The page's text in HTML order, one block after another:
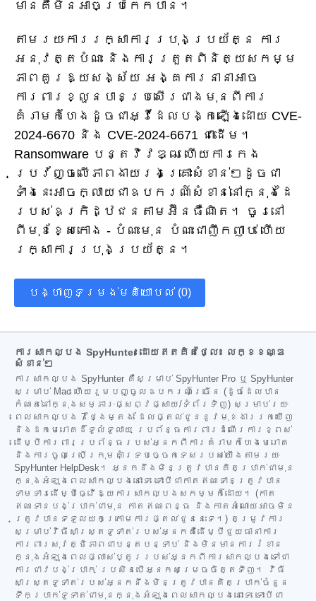
មានគឺមិនអាចប្រកែកបាន។
តាមរយៈការរក្សាការប្រុងប្រយ័ត្ន ការ
អនុវត្តបំណះ និងការត្រួតពិនិត្យសកម្ម
ភាពគួរឱ្យសង្ស័យ អង្គការនានាអាច
ការពារខ្លួនបានប្រសើរជាងមុនពីការ
គំរាមកំហែងដូចជាអ្វីដែលបង្កឡើងដោយ CVE-
2024-6670 និង CVE-2024-6671 ជាដើម។
Ransomware បន្តវិវឌ្ឍ ហើយការកេង
ប្រវ័ញ្ចលើភាពងាយរងគ្រោះសំខាន់ៗដូចជា
ទាំងនេះអាចក្លាយជាឧបករណ៍សំខាន់នៅក្នុងដៃ
របស់ឧក្រិដ្ឋជនតាមអ៊ីនធឺណិត។ ចូរនៅ
ពីមុខខ្សែកោង - បំណះមុន បំណះជាញឹកញាប់ ហើយ
រក្សាការប្រុងប្រយ័ត្ន។
បង្ហាញទម្រង់មតិយោបល់ (0)
ការសាកល្បង SpyHunter ដោយឥតគិតថ្លៃ៖ លក្ខខណ្ឌ
សំខាន់ៗ
ការសាកល្បង SpyHunter គឺសម្រាប់ SpyHunter Pro ឬ SpyHunter
សម្រាប់ Mac ហើយរួមបញ្ចូលឧបករណ៍ច្រើន (ដូចដែលបាន
កំណត់នៅក្នុងសម្ភារៈផ្សព្វផ្សាយ/ទំព័រទិញ) សម្រាប់រយៈ
ពេលសាកល្បង 7 ថ្ងៃម្តង ដែលផ្តល់ជូននូវមុខងាររកឃើញ
និងដកមេរោគដ៏ទូលំទូលាយ ប្រព័ន្ធការពារដំណើរការខ្ពស់
ដើម្បីការពារប្រព័ន្ធរបស់អ្នកពីការគំរាមកំហែងមេរោគ
និងការចូលប្រើក្រុមគាំទ្របច្ចេកទេសរបស់យើងតាមរយៈ
SpyHunter HelpDesk។ អ្នកនឹងមិនត្រូវបានគិតប្រាក់ជាមុន
ក្នុងអំឡុងពេលសាកល្បងនោះទេ ទោះបីជាកាតឥណទានត្រូវបាន
ទាមទារដើម្បីធ្វើឱ្យការសាកល្បងសកម្មក៏ដោយ។ (កាត
ឥណទានបង់ប្រាក់ជាមុន កាតឥណពន្ធ និងកាតអំណោយអាចមិន
ត្រូវបានទទួលយកក្រោមការផ្តល់ជូននេះទេ។) តម្រូវការ
សម្រាប់វិធីសាស្ត្រទូទាត់របស់អ្នកគឺដើម្បីជួយធានាការ
ការពារសុវត្ថិភាពជាបន្តបន្ទាប់ និងមិនមានការរំខាន
ក្នុងអំឡុងពេលផ្លាស់ប្តូររបស់អ្នកពីការសាកល្បងទៅជា
ការជាវបង់ប្រាក់ ប្រសិនបើអ្នកសម្រេចចិត្តទិញ។ វិធី
សាស្ត្រទូទាត់របស់អ្នកនឹងមិនត្រូវបានគិតប្រាក់ចំនួន
ទឹកប្រាក់ទូទាត់ជាមុនក្នុងអំឡុងពេលសាកល្បងនោះទេ ទោះបីជា